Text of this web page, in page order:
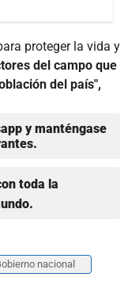
proteger la vida y
del campo que
del país",
y manténgase
toda la
nacional